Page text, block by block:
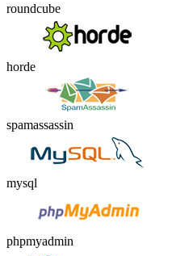
roundcube
horde
spamassassin
mysql
phpmyadmin